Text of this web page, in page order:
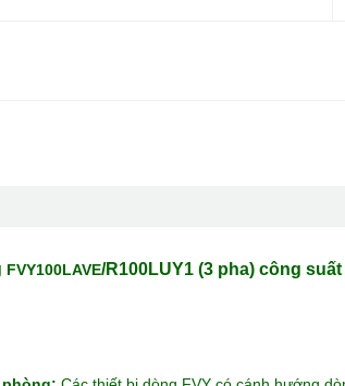
FVY100LAVE/R100LUY1 (3 pha) công